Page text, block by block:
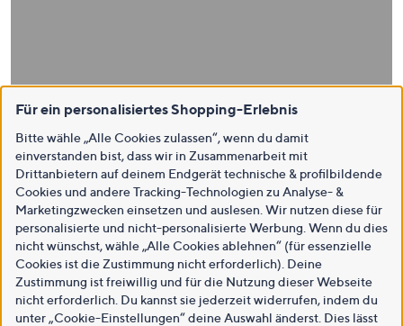
Für ein personalisiertes Shopping-Erlebnis
Bitte wähle „Alle Cookies zulassen“, wenn du damit
einverstanden bist, dass wir in Zusammenarbeit mit
Drittanbietern auf deinem Endgerät technische & profilbildende
Cookies und andere Tracking-Technologien zu Analyse- &
Marketingzwecken einsetzen und auslesen. Wir nutzen diese für
personalisierte und nicht-personalisierte Werbung. Wenn du dies
nicht wünschst, wähle „Alle Cookies ablehnen“ (für essenzielle
Cookies ist die Zustimmung nicht erforderlich). Deine
Zustimmung ist freiwillig und für die Nutzung dieser Webseite
nicht erforderlich. Du kannst sie jederzeit widerrufen, indem du
unter „Cookie-Einstellungen“ deine Auswahl änderst. Dies lässt